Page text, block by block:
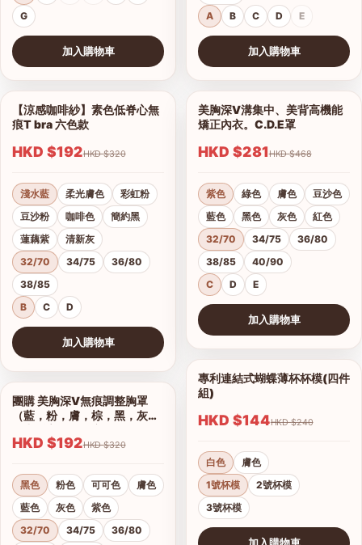
G
加入購物車
1/18
查看圖片
【涼感咖啡紗】素色低脊心無
痕T bra 六色款
HKD $192 HKD $320
淺水藍 柔光膚色
彩虹粉
豆沙粉
咖啡色
簡約黑
蓮藕紫
清新灰
32/70
34/75
36/80
38/85
B
C D
加入購物車
1/17
查看圖片
團購 美胸深V無痕調整胸罩
（藍，粉，膚，棕，黑，灰）
HKD $192 HKD $320
黑色 粉色 可可色
膚色
藍色
灰色
紫色
32/70
34/75 36/80
A
B C D E
加入購物車
1/16
查看圖片
美胸深V溝集中、美背高機能
矯正內衣。C.D.E罩
HKD $281 HKD $468
紫色 綠色 膚色
豆沙色
藍色
黑色 灰色
紅色
32/70
34/75
36/80
38/85
40/90
C
D E
加入購物車
1/2
查看圖片
專利連結式蝴蝶薄杯杯模(四件
組)
HKD $144 HKD $240
白色
膚色
1號杯模
2號杯模
3號杯模